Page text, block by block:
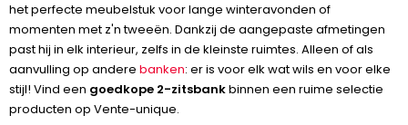
het perfecte meubelstuk voor lange winteravonden of
momenten met z'n tweeën. Dankzij de aangepaste afmetingen
past hij in elk interieur, zelfs in de kleinste ruimtes. Alleen of als
aanvulling op andere banken: er is voor elk wat wils en voor elke
stijl! Vind een goedkope 2-zitsbankbinnen een ruime selectie
producten op Vente-unique.